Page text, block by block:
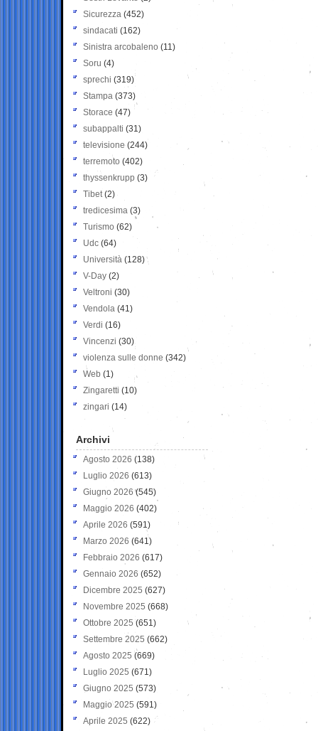
Sicurezza (452)
sindacati (162)
Sinistra arcobaleno (11)
Soru (4)
sprechi (319)
Stampa (373)
Storace (47)
subappalti (31)
televisione(244)
terremoto (402)
thyssenkrupp (3)
Tibet(2)
tredicesima (3)
Turismo (62)
Udc (64)
Università (128)
V-Day (2)
Veltroni (30)
Vendola (41)
Verdi (16)
Vincenzi (30)
violenza sulle donne (342)
Web (1)
Zingaretti (10)
zingari (14)
Archivi
Agosto 2026 (138)
Luglio 2026 (613)
Giugno 2026 (545)
Maggio 2026 (402)
Aprile 2026 (591)
Marzo 2026 (641)
Febbraio 2026 (617)
Gennaio 2026 (652)
Dicembre 2025 (627)
Novembre 2025 (668)
Ottobre 2025 (651)
Settembre 2025 (662)
Agosto 2025 (669)
Luglio 2025 (671)
Giugno 2025 (573)
Maggio 2025 (591)
Aprile 2025 (622)